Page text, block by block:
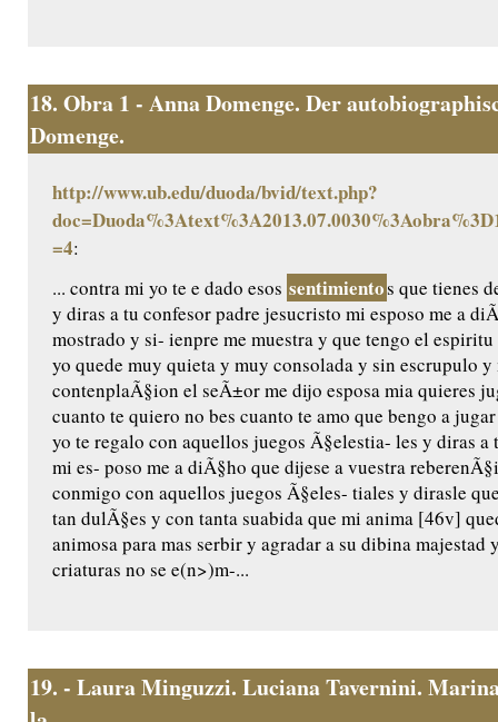
18. Obra 1 - Anna Domenge. Der
Domenge.
http://www.ub.edu/duoda/bvid/text.php?
=4:
... contra mi yo te e dado esos sentimientos que tienes
y diras a tu confesor padre jesucristo mi esposo me a
mostrado y si- ienpre me muestra y que tengo el
yo quede muy quieta y muy consolada y sin escrupulo y
contenplaÃ§ion el seÃ±or me dijo esposa mia quieres
cuanto te quiero no bes cuanto te amo que bengo a
yo te regalo con aquellos juegos Ã§elestia- les y diras
mi es- poso me a diÃ§ho que dijese a vuestra
conmigo con aquellos juegos Ã§eles- tiales y dirasle
tan dulÃ§es y con tanta suabida que mi anima [46v]
animosa para mas serbir y agradar a su dibina majestad
criaturas no se e(n>)m-...
19. - Laura Minguzzi. Luciana Tavernini.